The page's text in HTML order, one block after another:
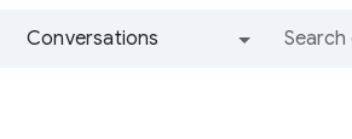
Conversations